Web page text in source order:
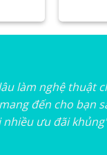
làm nghệ thuật
đến cho bạn
nhiều ưu đãi